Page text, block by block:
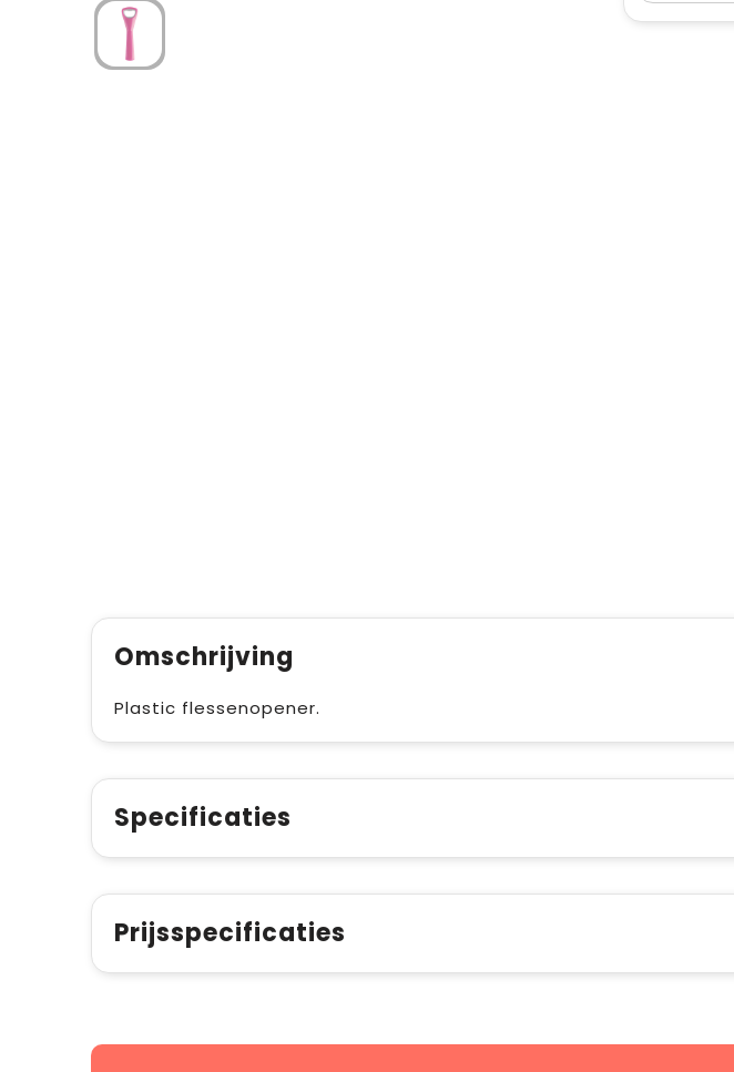
Omschrijving
Plastic flessenopener.
Specificaties
Prijsspecificaties